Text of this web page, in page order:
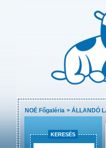
NOÉ Főgaléria >ÁLLANDÓ
KERESÉS